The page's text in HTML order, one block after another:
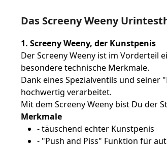
Das Screeny Weeny
1. Screeny Weeny, der Kunstpenis
Der Screeny Weeny ist im
besondere technische Merkmale.
Dank eines Spezialventils und seiner
hochwertig verarbeitet.
Mit dem Screeny Weeny bist Du der
Merkmale
- täuschend echter Kunstpenis
- "Push and Piss" Funktion für